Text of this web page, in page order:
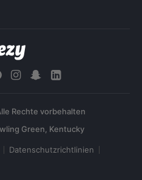
Rechte vorbehalten
Datenschutzrichtlinien